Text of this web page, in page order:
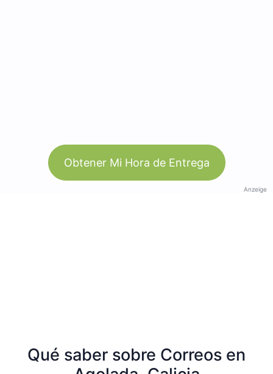
Obtener Mi Hora de Entrega
Anzeige
Qué saber sobre Correos en